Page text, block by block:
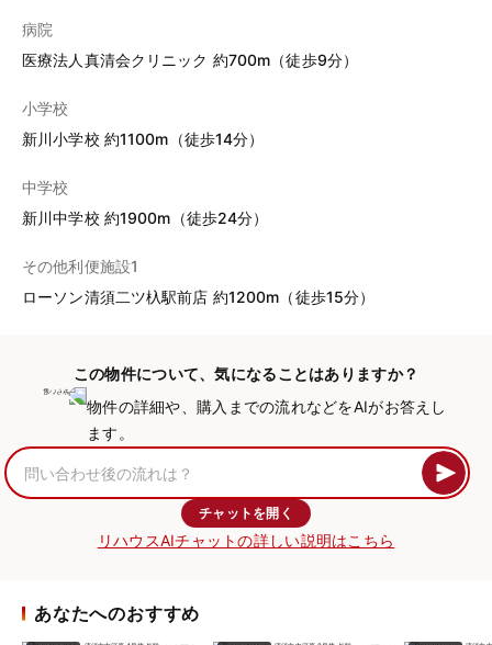
病院
医療法人真清会クリニック 約700m（徒歩9分）
小学校
新川小学校 約1100m（徒歩14分）
中学校
新川中学校 約1900m（徒歩24分）
その他利便施設1
ローソン清須二ツ杁駅前店 約1200m（徒歩15分）
この物件について、気になることはありますか？
物件の詳細や、購入までの流れなどをAIがお答えし
ます。
チャットを開く
リハウスAIチャットの詳しい説明はこちら
あなたへのおすすめ